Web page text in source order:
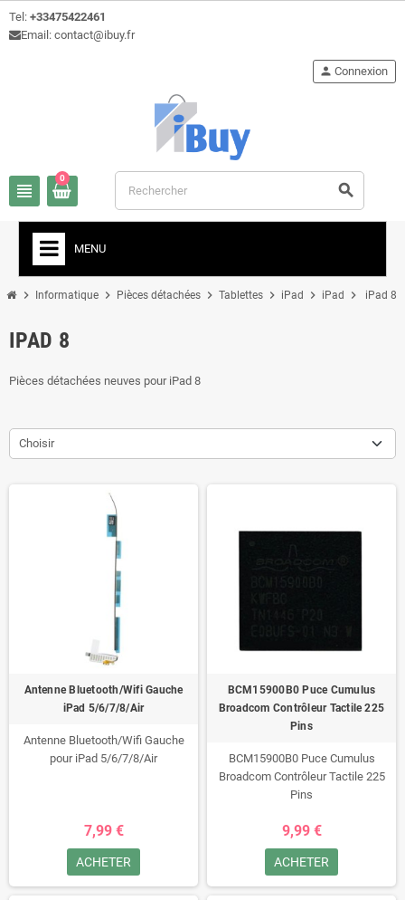
Tel: +33475422461
Email: contact@ibuy.fr
view_headline
person Connexion
0
search
MENU
chevron_right Informatique chevron_right Pièces détachées chevron_right Tablettes chevron_right iPad chevron_right iPad chevron_right iPad 8
IPAD 8
Pièces détachées neuves pour iPad 8
Choisir
Antenne Bluetooth/Wifi Gauche
iPad 5/6/7/8/Air
Antenne Bluetooth/Wifi Gauche
pour iPad 5/6/7/8/Air
7,99 €
ACHETER
BCM15900B0 Puce Cumulus
Broadcom Contrôleur Tactile 225
Pins
BCM15900B0 Puce Cumulus
Broadcom Contrôleur Tactile 225
Pins
9,99 €
ACHETER